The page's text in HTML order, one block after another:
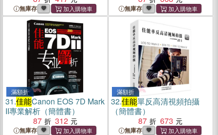
無庫存 無庫存
滿額折
31.佳能Canon EOS 7D Mark
II專業解析（簡體書）
87
312
無庫存
滿額折
32.佳能單反高清視頻拍攝
（簡體書）
87
673
無庫存